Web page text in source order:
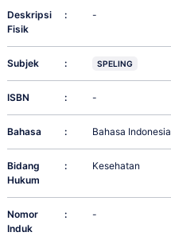
Deskripsi
Fisik
: -
Subjek : SPELING
ISBN : -
Bahasa : Bahasa Indonesia
Bidang
Hukum
: Kesehatan
Nomor
Induk
: -